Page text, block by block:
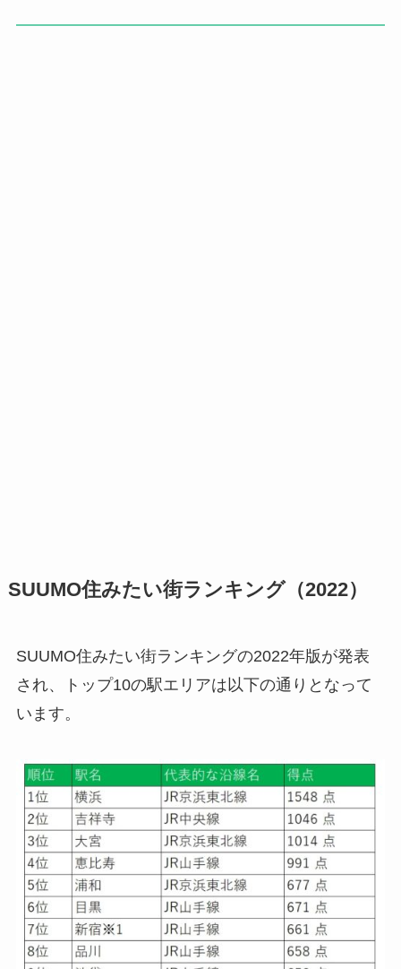
SUUMO住みたい街ランキング（2022）
SUUMO住みたい街ランキングの2022年版が発表
され、トップ10の駅エリアは以下の通りとなって
います。